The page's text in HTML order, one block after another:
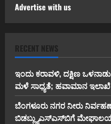
Advertise with us
RECENT NEWS
ಇಂದು ಕರಾವಳಿ, ದಕ್ಷಿಣ
ಮಳೆ ಸಾಧ್ಯತೆ; ಹವಾಮಾನ ಇಲಾಖೆ
ಬೆಂಗಳೂರು ನಗರ ನೀರು
ಬಿ‌ಡಬ್ಲ್ಯು‌ಎಸ್‌ಎಸ್‌ಬಿಗೆ